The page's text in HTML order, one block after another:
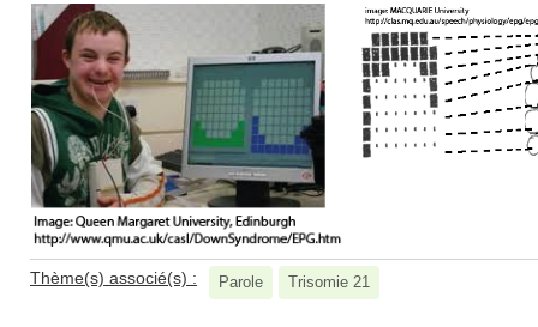
Thème(s) associé(s) : Parole Trisomie 21